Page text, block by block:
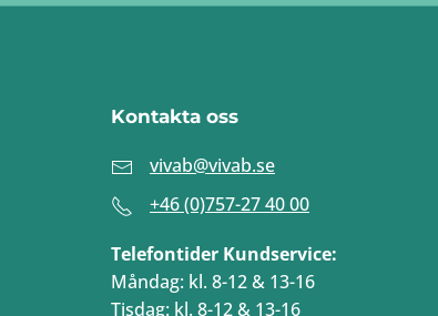
Kontakta oss
vivab@vivab.se
+46 (0)757-27 40 00
Telefontider Kundservice:
Måndag: kl. 8-12 & 13-16
Tisdag: kl. 8-12 & 13-16